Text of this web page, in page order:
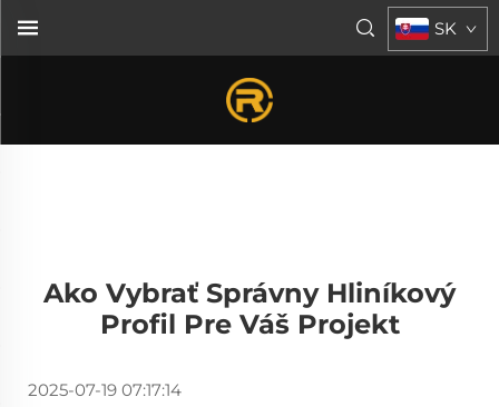
SK
Ako Vybrať Správny Hliníkový
Profil Pre Váš Projekt
2025-07-19 07:17:14